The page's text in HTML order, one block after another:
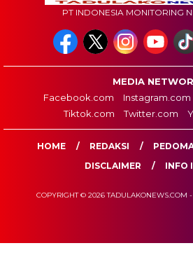
PT INDONESIA MONITORING
MEDIA
Facebook.com
Instagram.com
Tiktok.com
Twitter.com
HOME REDAKSI
DISCLAIMER
INFO
COPYRIGHT © 2026 TADULAKONEWS.COM